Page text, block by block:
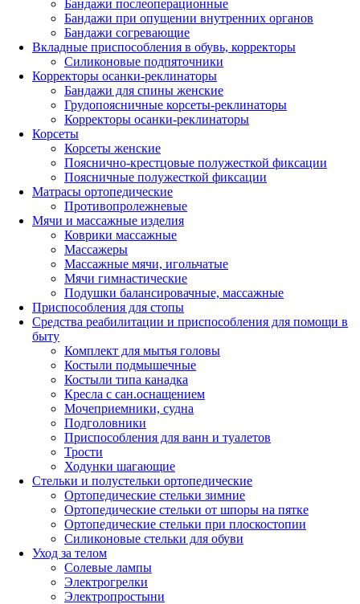
Бандажи послеоперационные
Бандажи при опущении внутренних органов
Бандажи согревающие
Вкладные приспособления в обувь, корректоры
Силиконовые подпяточники
Корректоры осанки-реклинаторы
Бандажи для спины женские
Грудопоясничные корсеты-реклинаторы
Корректоры осанки-реклинаторы
Корсеты
Корсеты женские
Пояснично-крестцовые полужесткой фиксации
Поясничные полужесткой фиксации
Матрасы ортопедические
Противопролежневые
Мячи и массажные изделия
Коврики массажные
Массажеры
Массажные мячи, игольчатые
Мячи гимнастические
Подушки балансировачные, массажные
Приспособления для стопы
Средства реабилитации и приспособления для помощи в
быту
Комплект для мытья головы
Костыли подмышечные
Костыли типа канадка
Кресла с сан.оснащением
Мочеприемники, судна
Подголовники
Приспособления для ванн и туалетов
Трости
Ходунки шагающие
Стельки и полустельки ортопедические
Ортопедические стельки зимние
Ортопедические стельки от шпоры на пятке
Ортопедические стельки при плоскостопии
Силиконовые стельки для обуви
Уход за телом
Солевые лампы
Электрогрелки
Электропростыни